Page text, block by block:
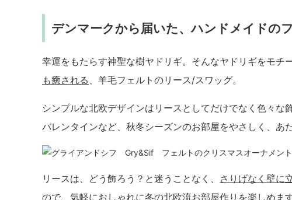
デンマークから届いた、ハンドメイドの
幸運をもたらす神聖な樹ヤドリギ。そんなヤドリギをモチ
も癒される 、羊毛フェルトのリース/スワッグ。
シンプルな北欧デザインはリースとしてだけでなく色々
バレンタインなど、秋冬シーズンのお部屋をやさしく、あ
リースは、どう飾ろう？と迷うことなく、 さりげなく壁に
ので、気軽におしゃれに冬の北欧流お部屋作りを楽しめます